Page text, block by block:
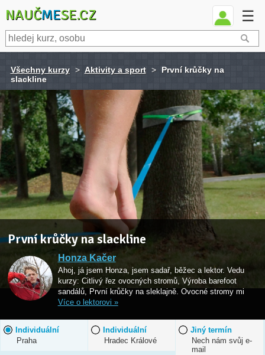
NAUČMESE.CZ ☰
Všechny kurzy > Aktivity a sport >
První krůčky na
slackline
První krůčky na slackline
Honza Kačer
Ahoj, já jsem Honza, jsem sadař, běžec a lektor. Vedu
kurzy: Citlivý řez ovocných stromů, Výroba barefoot
sandálů, První krůčky na sleklajně. Ovocné stromy mi
Více o lektorovi »
Individuální
Praha
Individuální
Hradec Králové
Jiný termín
Nech nám svůj e-
mail